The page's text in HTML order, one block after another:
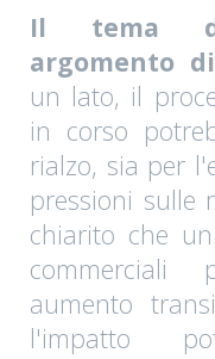
Il tema
argomento
un lato, il
in corso
rialzo, sia per
pressioni sulle
chiarito che
commerciali
aumento
l'impatto